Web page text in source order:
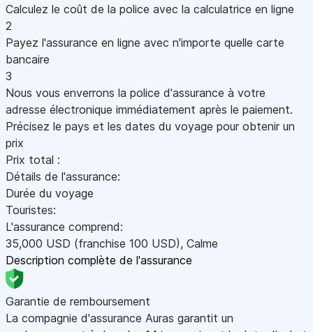
Calculez le coût de la police avec la calculatrice en ligne
2
Payez l'assurance en ligne avec n'importe quelle carte
bancaire
3
Nous vous enverrons la police d'assurance à votre
adresse électronique immédiatement après le paiement.
Précisez le pays et les dates du voyage pour obtenir un
prix
Prix total :
Détails de l'assurance:
Durée du voyage
Touristes:
L'assurance comprend:
35,000 USD (franchise 100 USD), Calme
Description complète de l'assurance
Garantie de remboursement
La compagnie d'assurance Auras garantit un